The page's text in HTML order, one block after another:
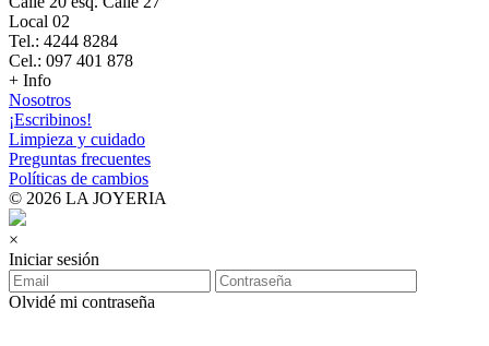
Local 02
Tel.: 4244 8284
Cel.: 097 401 878
+ Info
Nosotros
¡Escribinos!
Limpieza y cuidado
Preguntas frecuentes
Políticas de cambios
© 2026 LA JOYERIA
×
Iniciar sesión
Olvidé mi contraseña